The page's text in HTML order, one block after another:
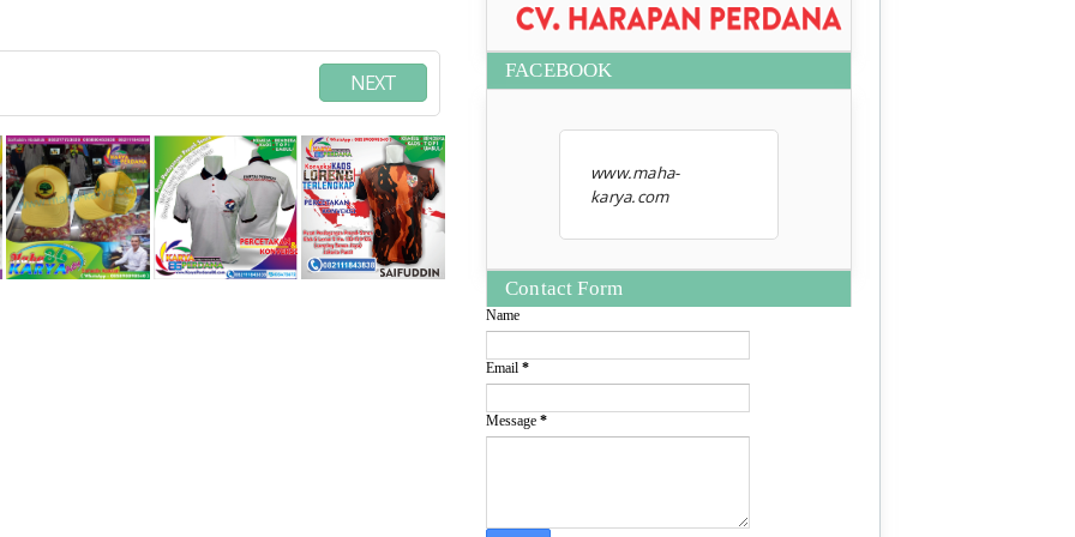
NEXT FACEBOOK
www.maha-
karya.com
Contact Form
Name
Email *
Message *